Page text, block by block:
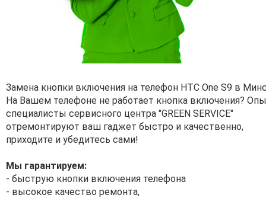
Замена кнопки включения на телефон HTC One S9 в
На Вашем телефоне не работает кнопка включения?
специалисты сервисного центра "GREEN SERVICE"
отремонтируют ваш гаджет быстро и качественно,
приходите и убедитесь сами!
Мы гарантируем:
- быструю кнопки включения телефона
- высокое качество ремонта,